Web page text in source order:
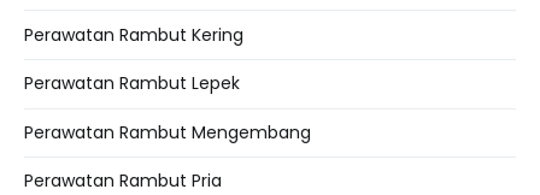
Perawatan Rambut Kering
Perawatan Rambut Lepek
Perawatan Rambut Mengembang
Perawatan Rambut Pria